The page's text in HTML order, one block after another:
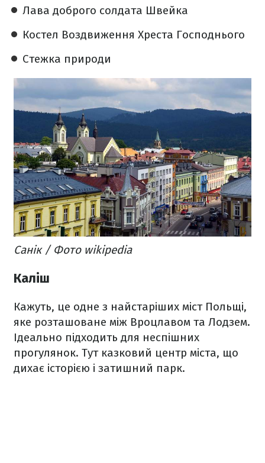
Лава доброго солдата Швейка
Костел Воздвиження Хреста Господнього
Стежка природи
Санік / Фото wikipedia
Каліш
Кажуть, це одне з найстаріших міст Польщі,
яке розташоване між Вроцлавом та Лодзем.
Ідеально підходить для неспішних
прогулянок. Тут казковий центр міста, що
дихає історією і затишний парк.